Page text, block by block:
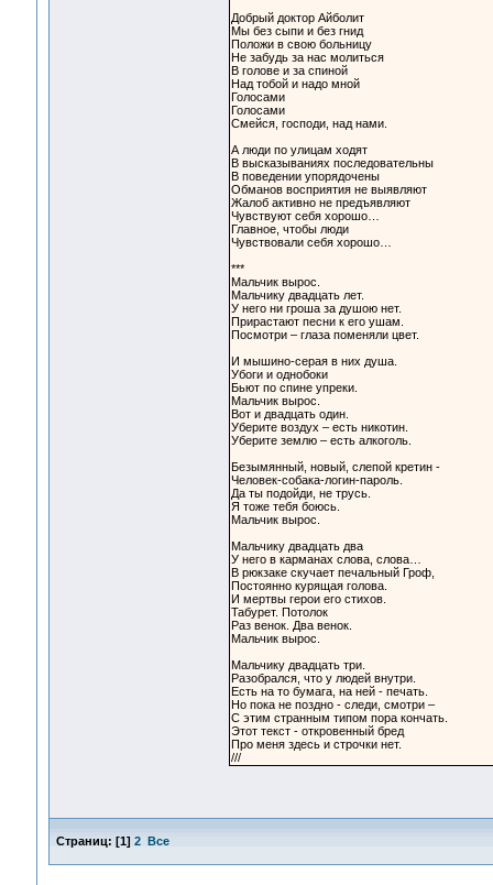
Добрый доктор Айболит
Мы без сыпи и без гнид
Положи в свою больницу
Не забудь за нас молиться
В голове и за спиной
Над тобой и надо мной
Голосами
Голосами
Смейся, господи, над нами.
А люди по улицам ходят
В высказываниях последовательны
В поведении упорядочены
Обманов восприятия не выявляют
Жалоб активно не предъявляют
Чувствуют себя хорошо…
Главное, чтобы люди
Чувствовали себя хорошо…
***
Мальчик вырос.
Мальчику двадцать лет.
У него ни гроша за душою нет.
Прирастают песни к его ушам.
Посмотри – глаза поменяли цвет.
И мышино-серая в них душа.
Убоги и однобоки
Бьют по спине упреки.
Мальчик вырос.
Вот и двадцать один.
Уберите воздух – есть никотин.
Уберите землю – есть алкоголь.
Безымянный, новый, слепой кретин -
Человек-собака-логин-пароль.
Да ты подойди, не трусь.
Я тоже тебя боюсь.
Мальчик вырос.
Мальчику двадцать два
У него в карманах слова, слова…
В рюкзаке скучает печальный Гроф,
Постоянно курящая голова.
И мертвы герои его стихов.
Табурет. Потолок
Раз венок. Два венок.
Мальчик вырос.
Мальчику двадцать три.
Разобрался, что у людей внутри.
Есть на то бумага, на ней - печать.
Но пока не поздно - следи, смотри –
С этим странным типом пора кончать.
Этот текст - откровенный бред
Про меня здесь и строчки нет.
///
Страниц: [1] 2 Все